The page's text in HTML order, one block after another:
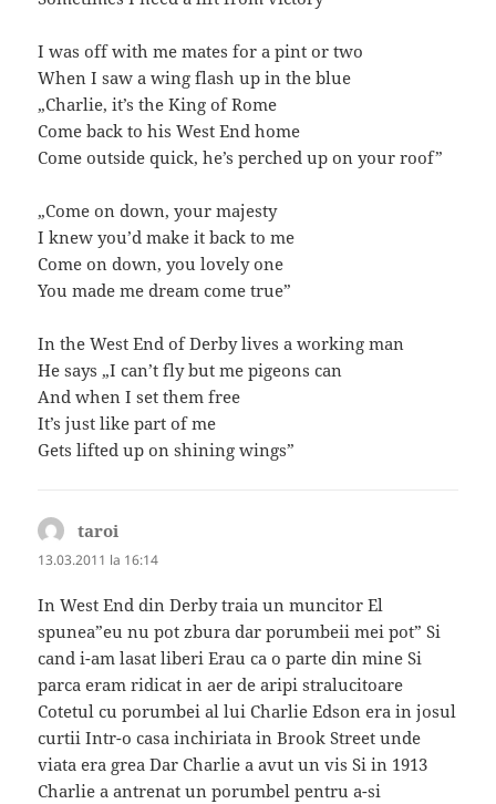
I was off with me mates for a pint or two
When I saw a wing flash up in the blue
„Charlie, it’s the King of Rome
Come back to his West End home
Come outside quick, he’s perched up on your roof”
„Come on down, your majesty
I knew you’d make it back to me
Come on down, you lovely one
You made me dream come true”
In the West End of Derby lives a working man
He says „I can’t fly but me pigeons can
And when I set them free
It’s just like part of me
Gets lifted up on shining wings”
taroi
13.03.2011 la 16:14
In West End din Derby traia un muncitor El
spunea”eu nu pot zbura dar porumbeii mei pot” Si
cand i-am lasat liberi Erau ca o parte din mine Si
parca eram ridicat in aer de aripi stralucitoare
Cotetul cu porumbei al lui Charlie Edson era in josul
curtii Intr-o casa inchiriata in Brook Street unde
viata era grea Dar Charlie a avut un vis Si in 1913
Charlie a antrenat un porumbel pentru a-si